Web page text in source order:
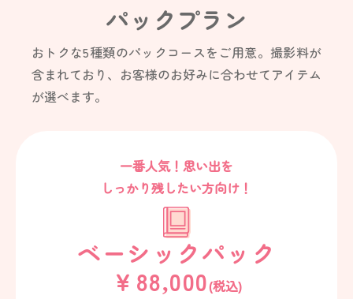
パックプラン
おトクな5種類のパックコースをご用意。 撮影料が
含まれており、お客様のお好みに合わせてアイテム
が選べます。
一番人気！思い出を
しっかり残したい方向け！
ベーシックパック
￥88,000(税込)